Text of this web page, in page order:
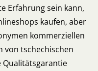
Erfahrung sein kann,
kaufen, aber
kommerziellen
von tschechischen
Qualitätsgarantie